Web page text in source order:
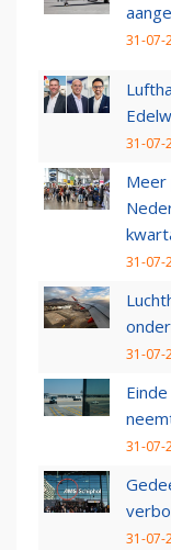
31-07-
31-07-
Meer
31-07-
31-07-
31-07-
31-07-